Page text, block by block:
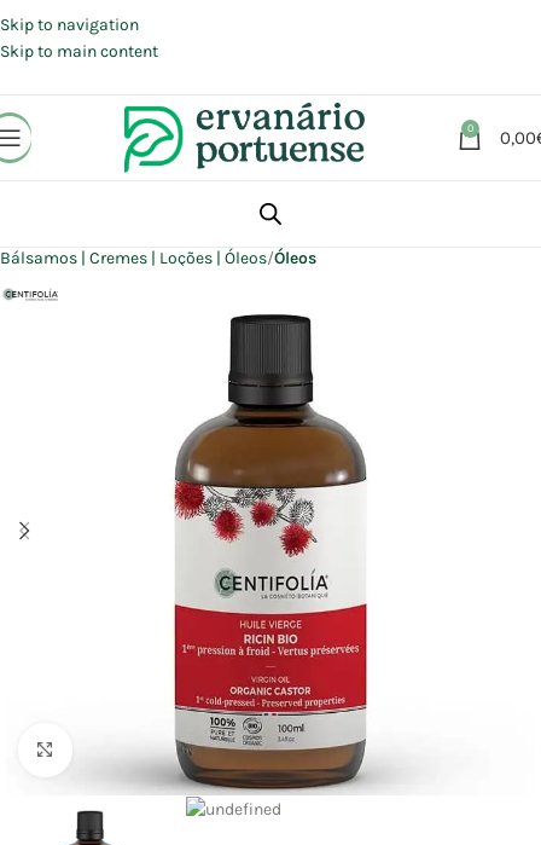
Skip to navigation
Skip to main content
0 0,00
Beleza | Cosmética | Higiene
Bálsamos | Cremes | Loções | Óleos Óleos
Click to enlarge